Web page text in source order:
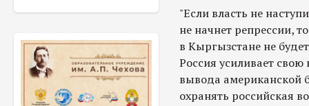
"Если власть не
не начнет репрессии,
в Кыргызстане не
Россия усиливает
вывода американской
охранять российская